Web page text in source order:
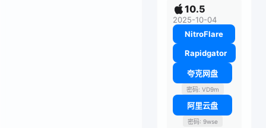
10.5
2025-10-04
NitroFlare
Rapidgator
夸克网盘
密码: VD9m
阿里云盘
密码: 9wse